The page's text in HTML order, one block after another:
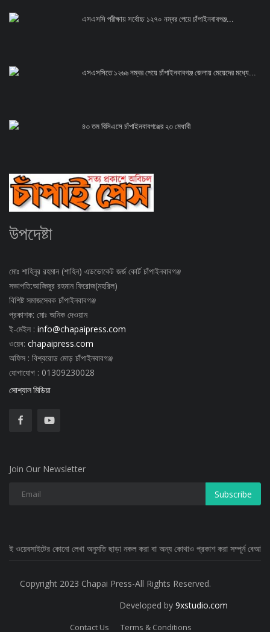
এসএসসি পরীক্ষায় সর্বোচ্চ ১২৭০ নম্বর পেয়ে চাঁপাইনবাবগঞ্জ...
এসএসসিতে ১২৬৬ নম্বর পেয়ে চাঁপাইনবাবগঞ্জ জেলায় মেয়েদের মধ্যে...
৪৩ তম বিসিএসে চাঁপাইনবাবগঞ্জের ২৩ মেধাবী
উপদেষ্টা
মোঃ শাহিনুর রহমান (শাহিন) এডভোকেট জর্জ কোর্ট চাঁপাইনবাবগঞ্জ
সভাপতি:আজিজুর রহমান ফিরোজ(মহরিল)
বিশিষ্ট সমাজসেবক চাঁপাইনবাবগঞ্জ
প্রকাশক: মোঃ অনিক দেওয়ান
ই-মেইল : info@chapaipress.com
ওয়েব: chapaipress.com
অফিস : বিশ্বরোড মোড় চাঁপাইনবাবগঞ্জ
যোগাযোগ : 01309230028
সোশ্যাল মিডিয়া
Join Our Newsletter
Subscribe
কোনো লেখা অনুমতি ছাড়া নকল করা বা অন্য কোথাও প্রকাশ করা সম্পূর্ন বেআইনি
Copyright 2023 Chapai Press-All Rights Reserved.
Developed by 9xstudio.com
Contact Us Terms & Conditions